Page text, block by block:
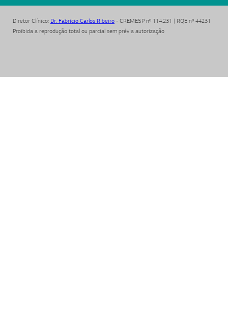
Diretor Clínico: Dr. Fabrício Carlos Ribeiro - CREMESP nº 114.231 | RQE nº 44231
Proibida a reprodução total ou parcial sem prévia autorização